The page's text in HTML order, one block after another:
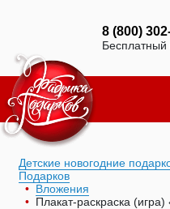
8 (800)
Бесплатный
Детские новогодние
Подарков
Вложения
Плакат-раскраска